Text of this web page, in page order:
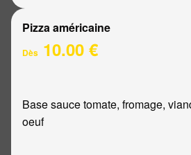
Pizza américaine
Dès 10.00 €
Base sauce tomate, fromage,
oeuf